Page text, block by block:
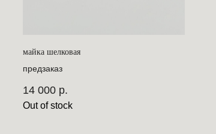
майка шелковая
предзаказ
14 000 р.
Out of stock